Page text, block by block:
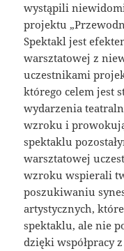
wystąpili
projektu
Spektakl jest
warsztatowej z
uczestnikami
którego celem jest
wydarzenia
wzroku i
spektaklu
warsztatowej
wzroku wspierali
poszukiwaniu
artystycznych,
spektaklu, ale nie
dzięki współpracy